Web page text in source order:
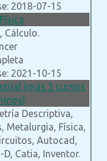
2018-07-15
Cálculo.
2021-10-15
(más 3 cursos
Descriptiva,
Metalurgia, Física,
Autocad,
D, Catia, Inventor.